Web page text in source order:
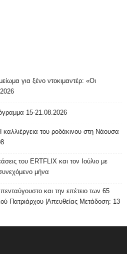
για ξένο ντοκιμαντέρ: «Οι
15-21.08.2026
του ροδάκινου στη Νάουσα
του ERTFLIX και τον Ιούλιο με
μήνα
και την επέτειο των 65
Πατριάρχου |Απευθείας Μετάδοση: 13